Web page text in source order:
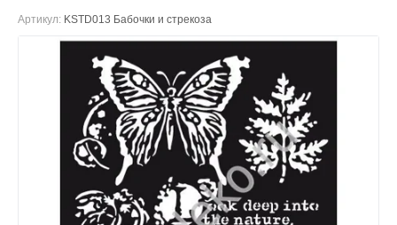
Артикул: KSTD013 Бабочки и стрекоза